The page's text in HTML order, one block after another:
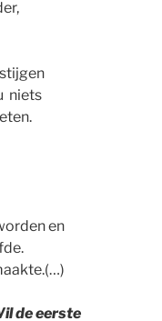
niets
en
de eerste